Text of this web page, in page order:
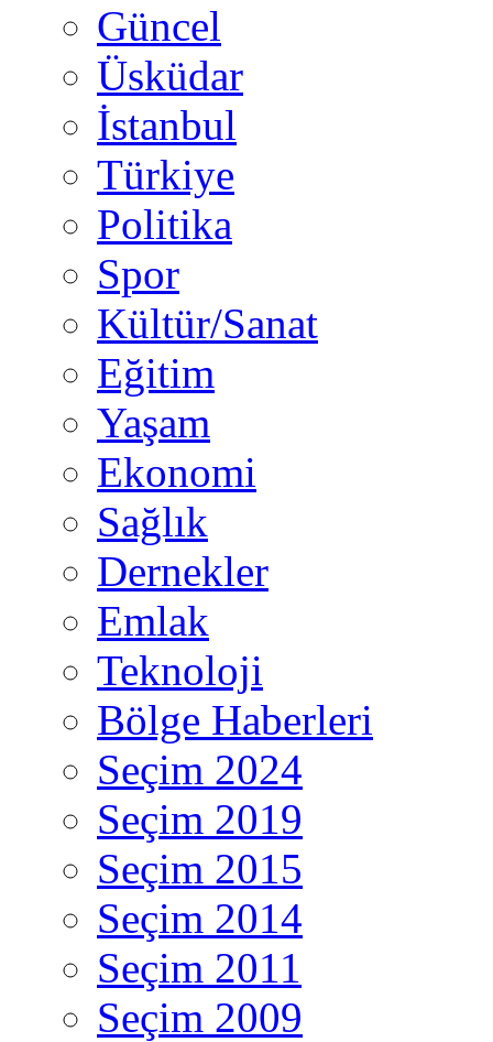
Güncel
Üsküdar
İstanbul
Türkiye
Politika
Spor
Kültür/Sanat
Eğitim
Yaşam
Ekonomi
Sağlık
Dernekler
Emlak
Teknoloji
Bölge Haberleri
Seçim 2024
Seçim 2019
Seçim 2015
Seçim 2014
Seçim 2011
Seçim 2009